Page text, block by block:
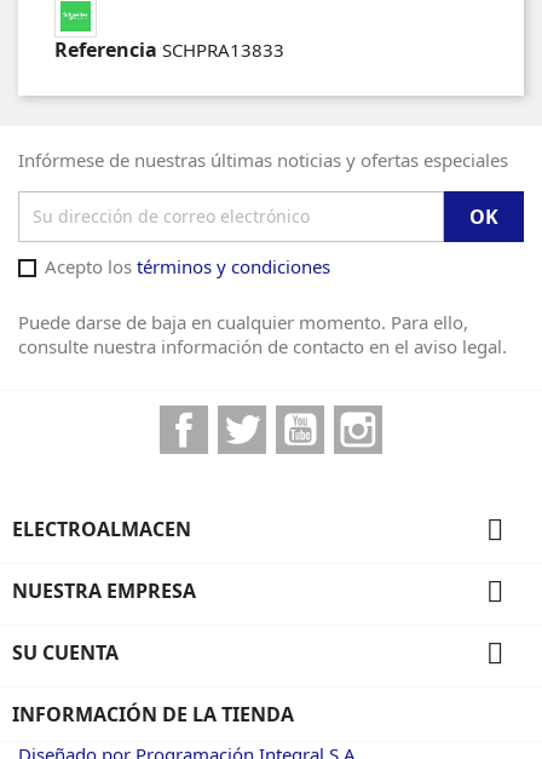
Referencia SCHPRA13833
Infórmese de nuestras últimas noticias y ofertas especiales
Acepto los términos y condiciones
Puede darse de baja en cualquier momento. Para ello,
consulte nuestra información de contacto en el aviso legal.
FacebookTwitter YouTube
ELECTROALMACEN 
NUESTRA EMPRESA 
SU CUENTA 
INFORMACIÓN DE LA TIENDA
Diseñado por Programación Integral S.A.